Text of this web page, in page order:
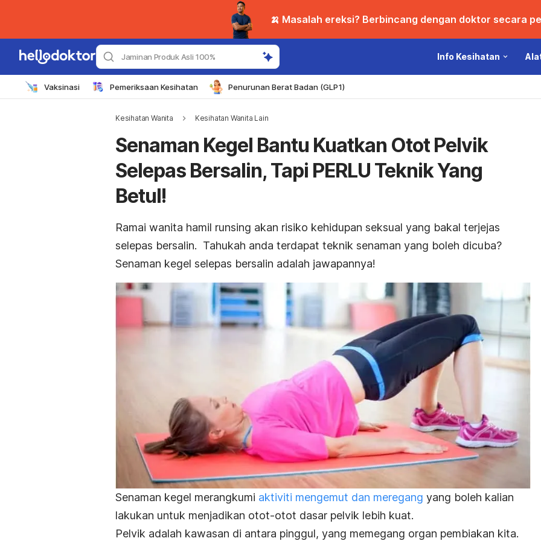
🍌 Masalah ereksi? Berbincang dengan doktor secara
Jaminan Produk Asli 100% Info Kesihatan
Vaksinasi Pemeriksaan Kesihatan Penurunan Berat Badan (GLP1)
Kesihatan Wanita Kesihatan Wanita Lain
Senaman Kegel Bantu Kuatkan Otot Pelvik
Selepas Bersalin, Tapi PERLU Teknik Yang
Betul!
Ramai wanita hamil runsing akan risiko kehidupan seksual yang bakal terjejas
selepas bersalin. Tahukah anda terdapat teknik senaman yang boleh dicuba?
Senaman kegel selepas bersalin adalah jawapannya!
Senaman kegel merangkumi aktiviti mengemut dan meregang yang boleh kalian
lakukan untuk menjadikan otot-otot dasar pelvik lebih kuat.
Pelvik adalah kawasan di antara pinggul, yang memegang organ pembiakan kita.